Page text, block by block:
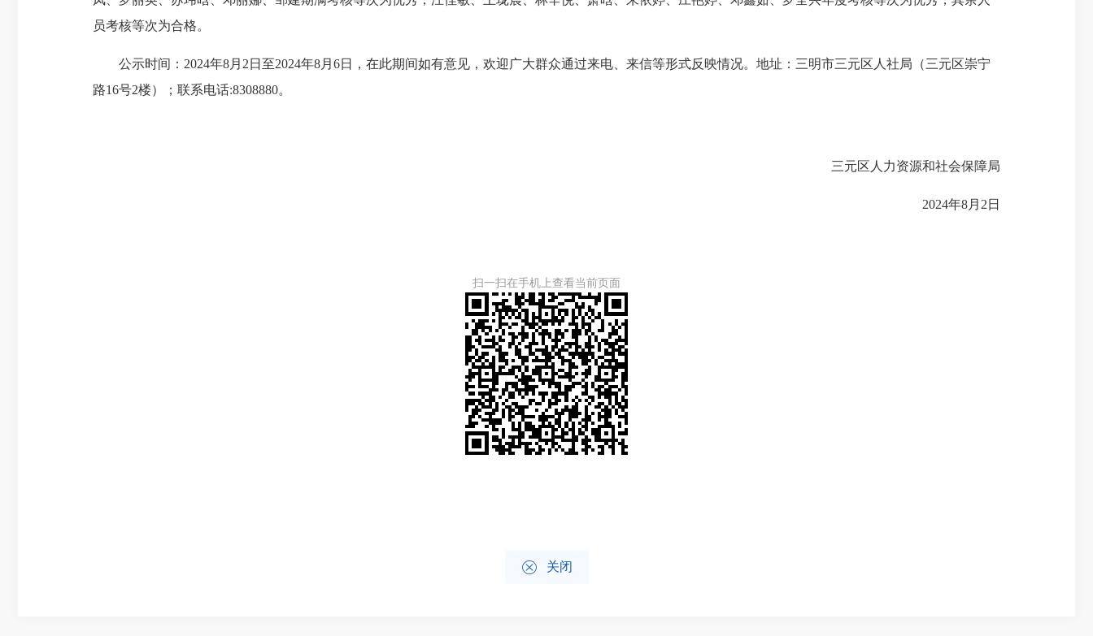
员考核等次为合格。
公示时间：2024年8月2日至2024年8月6日，在此期间如有意见，欢迎广大群众通过来电、来信等形式反映情况。地址：三明市三元区人社局（三元区崇宁
路16号2楼）；联系电话:8308880。
三元区人力资源和社会保障局
2024年8月2日
扫一扫在手机上查看当前页面
 关闭